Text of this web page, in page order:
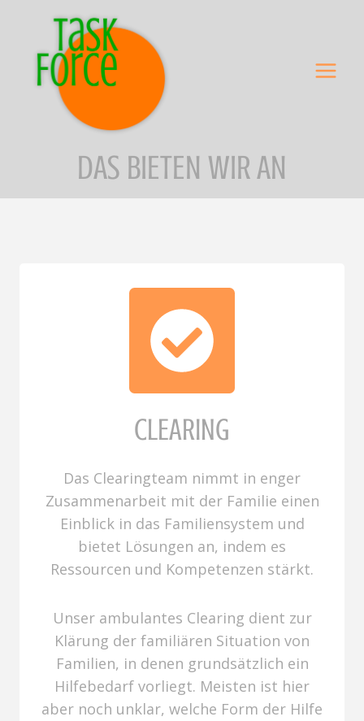
springen
DAS BIETEN WIR AN
CLEARING
Das Clearingteam nimmt in enger
Zusammenarbeit mit der Familie einen
Einblick in das Familiensystem und
bietet Lösungen an, indem es
Ressourcen und Kompetenzen stärkt.
Unser ambulantes Clearing dient zur
Klärung der familiären Situation von
Familien, in denen grundsätzlich ein
Hilfebedarf vorliegt. Meisten ist hier
aber noch unklar, welche Form der Hilfe